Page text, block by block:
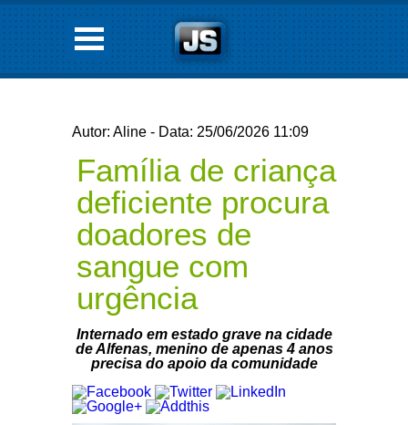
Autor: Aline - Data: 25/06/2026 11:09
Família de criança
deficiente procura
doadores de
sangue com
urgência
Internado em estado grave na cidade
de Alfenas, menino de apenas 4 anos
precisa do apoio da comunidade